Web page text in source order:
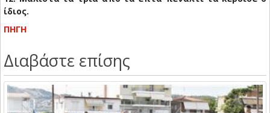
ίδιος.
ΠΗΓΗ
Διαβάστε επίσης